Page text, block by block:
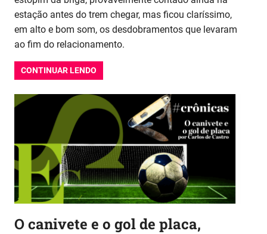
estação antes do trem chegar, mas ficou claríssimo,
em alto e bom som, os desdobramentos que levaram
ao fim do relacionamento.
CONTINUAR LENDO
O canivete e o gol de placa,